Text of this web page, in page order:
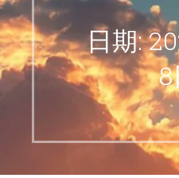
日期: